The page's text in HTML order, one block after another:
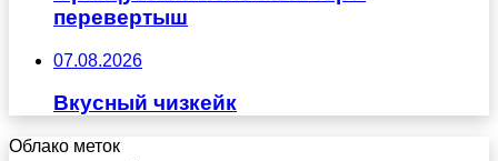
перевертыш
07.08.2026
Вкусный чизкейк
Облако меток